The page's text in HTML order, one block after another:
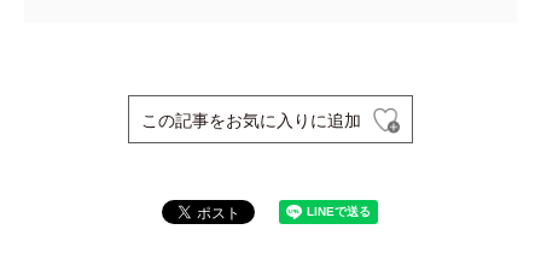
この記事をお気に入りに追加